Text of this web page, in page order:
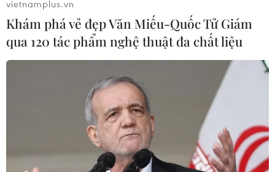
Vấn đề Brexit: Hạ viện Anh bác bỏ 'thỏa
Với 286 phiếu thuận và 344 phiếu chống, Hạ viện Anh
lần thứ 3 đã bác bỏ thỏa thuận Brexit. Động thái này có
thể dẫn đến "thảm họa" Anh rời EU không có thỏa
thuận.
vietnamplus.vn
Khám phá vẻ đẹp Văn Miếu-Quốc Tử Giám
qua 120 tác phẩm nghệ thuật đa chất liệu